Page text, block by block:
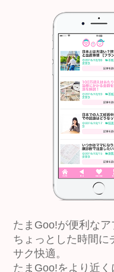
たまGoo!が便利なア
ちょっとした時間に
サク快適。
たまGoo!をより近く